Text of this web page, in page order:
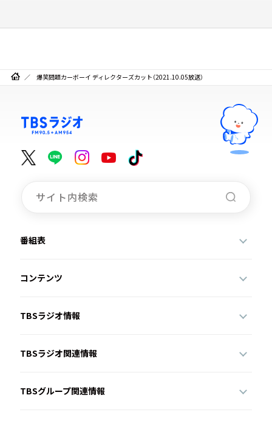
爆笑問題カーボーイ ディレクターズカット（2021.10.05放送）
番組表
コンテンツ
TBSラジオ情報
TBSラジオ関連情報
TBSグループ関連情報